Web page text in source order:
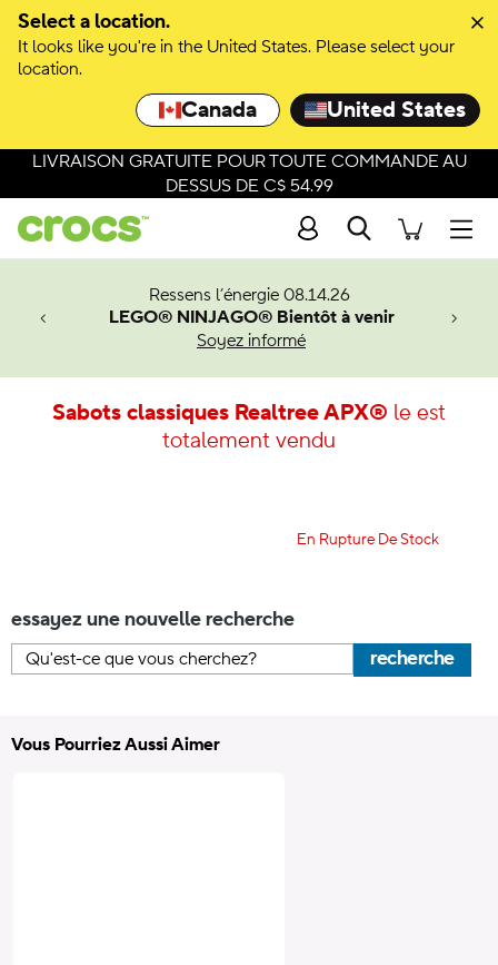
Select a location.
It looks like you're in the United States. Please select your
location.
Canada United States
LIVRAISON GRATUITE POUR TOUTE COMMANDE AU
DESSUS DE C$ 54.99
Recherche
Ressens l’énergie 08.14.26
LEGO® NINJAGO® Bientôt à venir
Soyez informé
Man.
Sabots classiques Realtree APX® le est
totalement vendu
En Rupture De Stock
essayez une nouvelle recherche
recherche
Vous Pourriez Aussi Aimer